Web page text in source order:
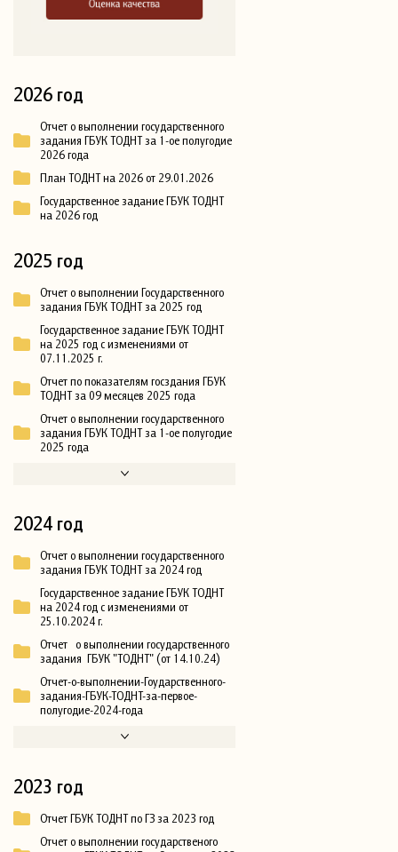
2026 год
Отчет о выполнении государственного
задания ГБУК ТОДНТ за 1-ое полугодие
2026 года
План ТОДНТ на 2026 от 29.01.2026
Государственное задание ГБУК ТОДНТ
на 2026 год
2025 год
Отчет о выполнении Государственного
задания ГБУК ТОДНТ за 2025 год
Государственное задание ГБУК ТОДНТ
на 2025 год с изменениями от
07.11.2025 г.
Отчет по показателям госздания ГБУК
ТОДНТ за 09 месяцев 2025 года
Отчет о выполнении государственного
задания ГБУК ТОДНТ за 1-ое полугодие
2025 года
2024 год
Отчет о выполнении государственного
задания ГБУК ТОДНТ за 2024 год
Государственное задание ГБУК ТОДНТ
на 2024 год с изменениями от
25.10.2024 г.
Отчет о выполнении государственного
задания ГБУК "ТОДНТ" (от 14.10.24)
Отчет-о-выполнении-Гоударственного-
задания-ГБУК-ТОДНТ-за-первое-
полугодие-2024-года
2023 год
Отчет ГБУК ТОДНТ по ГЗ за 2023 год
Отчет о выполнении государственого